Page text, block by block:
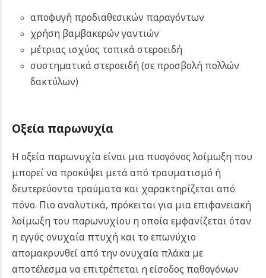
αποφυγή προδιαθεσικών παραγόντων
χρήση βαµβακερών γαντιών
μέτριας ισχύος τοπικά στεροειδή
συστηµατικά στεροειδή (σε προσβολή πολλών
δακτύλων)
Οξεία παρωνυχία
Η οξεία παρωνυχία είναι μια πυογόνος λοίμωξη που
μπορεί να προκύψει μετά από τραυματισμό ή
δευτερεύοντα τραύματα και χαρακτηρίζεται από
πόνο. Πιο αναλυτικά, πρόκειται για μια επιφανειακή
λοίμωξη του παρωνυχίου η οποία εμφανίζεται όταν
η εγγύς ονυχαία πτυχή και το επωνύχιο
απομακρυνθεί από την ονυχαία πλάκα με
αποτέλεσμα να επιτρέπεται η είσοδος παθογόνων